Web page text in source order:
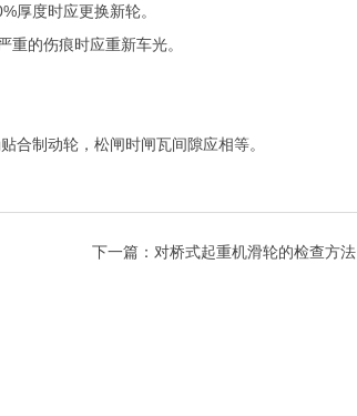
度时应更换新轮。
的伤痕时应重新车光。
制动轮，松闸时闸瓦间隙应相等。
下一篇： 对桥式起重机滑轮的检查方法